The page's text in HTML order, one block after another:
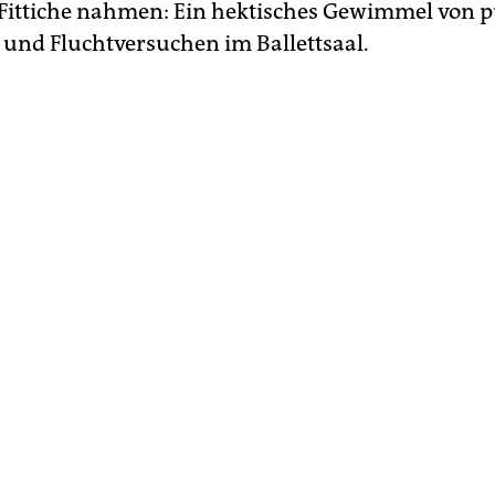
nahmen: Ein hektisches Gewimmel von
und Fluchtversuchen im Ballettsaal.